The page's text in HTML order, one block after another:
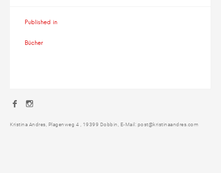
Published in
Bücher
Facebook
Kristina Andres, Plagenweg 4 , 19399 Dobbin, E-Mail: post@kristinaandres.com